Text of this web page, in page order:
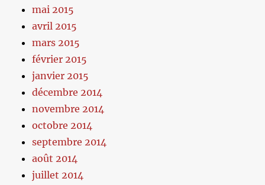
mai 2015
avril 2015
mars 2015
février 2015
janvier 2015
décembre 2014
novembre 2014
octobre 2014
septembre 2014
août 2014
juillet 2014